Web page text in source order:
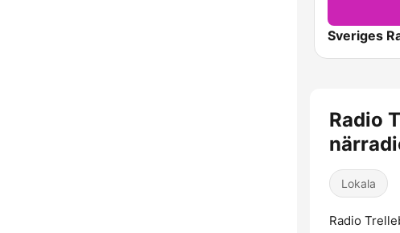
Radio
Lokala
Radio